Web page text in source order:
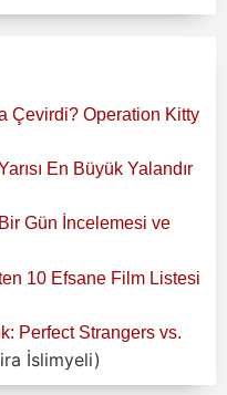
Çevirdi? Operation Kitty
En Büyük Yalandır
Gün İncelemesi ve
10 Efsane Film Listesi
Perfect Strangers vs.
İslimyeli)